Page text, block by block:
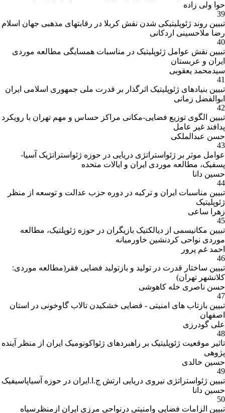
مقالات و کتب
دروس ارائه شده
نام درس
نام درس
جغرافياي مرز با تاكيد
برمرزهاي ايران
هرهفته
12:00)
1394
ساخت هاي سياسي-
فضايي درون
كشوري(حكومت
محلي)
نمایش 2 نتیجه
حوا ولی زاده
39
تبیین روند ژئوپلیتیکی شدن نقش کربلا در رقابتهای مذهبی جهان اسلام
رضا ملاحسینی اردکانی
40
تبیین نقش عوامل ژئوپلیتیک در مناسبات همسایگی مطالعه موردی
ایران و عربستان
سیدمحمد یعقوبی
41
تبیین بنیادهای ژئوپلیتیک اثرگذار بر قدرت ملی جمهوری اسلامی ایران
ابوالفضل زمانی
42
تبیین الگوی توزیع فضایی-مکانی مراکز حساس و مهم تهران با رویکرد
پدافند غیر عامل
حسن عبدالملکی
43
عوامل موثر بر ژئواستراتژی دریایی در حوزه ژئواستراتژیک آسیا-
پسفیک، مطالعه موردی ایران و ایالات متحده
حسین دانا
44
تبیین مناسبات ایران و ترکیه در دوره حزب عدالت و توسعه از منظر
ژئوپلیتیک
زهرا ساعی
45
تبیین مکانیسمی از دیالکتیک بازیگران در حوزه ژئوپلتیک، مطالعه
موردی نواحی کردنشین خاورمیانه
احمد غم پرور
46
تبیین ساختار قدرت در تولید و بازتولید فضایی فقر(مطالعه موردی:
کلانشهر تهران)
حسن ناصری خله کاهوشی
47
تبیین بازتاب های امنیتی - فضایی خشکیدن تالاب گاوخونی در استان
اصفهان
علی گودرزی
48
تاثیر موقعیت ژئوپلیتیک بر راهبردهای ژئواکونومیک ایران از منظر آینده
پژوهی
حسین خالدی
49
تبیین ژئواستراتژی نیروی دریایی ارتش ج.ا.ایران در حوزه آسیاپاسیفیک
حسین دانا
50
تبیین الزامات فضایی وامنیتی درنواحی مرزی ایران ازمنظرسپاه